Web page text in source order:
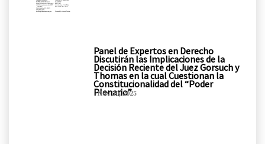
Panel de Expertos en Derecho
Discutirán las Implicaciones de la
Decisión Reciente del Juez Gorsuch y
Thomas en la cual Cuestionan la
Constitucionalidad del “Poder
Plenario”
Nov 20, 2025